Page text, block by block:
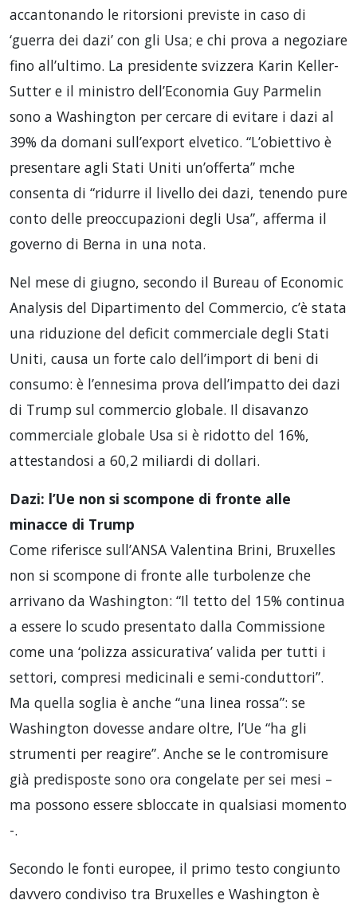
accantonando le ritorsioni previste in caso di
‘guerra dei dazi’ con gli Usa; e chi prova a negoziare
fino all’ultimo. La presidente svizzera Karin Keller-
Sutter e il ministro dell’Economia Guy Parmelin
sono a Washington per cercare di evitare i dazi al
39% da domani sull’export elvetico. “L’obiettivo è
presentare agli Stati Uniti un’offerta” mche
consenta di “ridurre il livello dei dazi, tenendo pure
conto delle preoccupazioni degli Usa”, afferma il
governo di Berna in una nota.
Nel mese di giugno, secondo il Bureau of Economic
Analysis del Dipartimento del Commercio, c’è stata
una riduzione del deficit commerciale degli Stati
Uniti, causa un forte calo dell’import di beni di
consumo: è l’ennesima prova dell’impatto dei dazi
di Trump sul commercio globale. Il disavanzo
commerciale globale Usa si è ridotto del 16%,
attestandosi a 60,2 miliardi di dollari.
Dazi: l’Ue non si scompone di fronte alle
minacce di Trump
Come riferisce sull’ANSA Valentina Brini, Bruxelles
non si scompone di fronte alle turbolenze che
arrivano da Washington: “Il tetto del 15% continua
a essere lo scudo presentato dalla Commissione
come una ‘polizza assicurativa’ valida per tutti i
settori, compresi medicinali e semi-conduttori”.
Ma quella soglia è anche “una linea rossa”: se
Washington dovesse andare oltre, l’Ue “ha gli
strumenti per reagire”. Anche se le contromisure
già predisposte sono ora congelate per sei mesi –
ma possono essere sbloccate in qualsiasi momento
-.
Secondo le fonti europee, il primo testo congiunto
davvero condiviso tra Bruxelles e Washington è